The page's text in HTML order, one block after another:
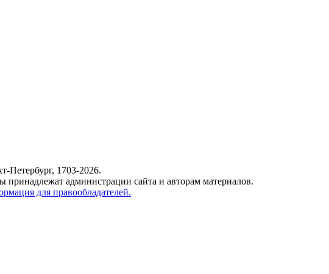
Петербург, 1703-2026.
принадлежат администрации сайта и авторам материалов.
для правообладателей.